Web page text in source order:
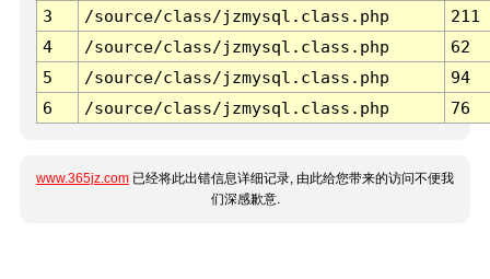
3 /source/class/jzmysql.class.php
211
4
/source/class/jzmysql.class.php
62
5
/source/class/jzmysql.class.php
94
6
/source/class/jzmysql.class.php 76
www.365jz.com 已经将此出错信息详细记录, 由此给您带来的访问不便我
们深感歉意.